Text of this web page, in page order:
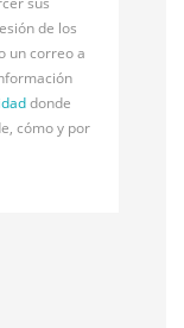
de los
un correo a
donde
cómo y por